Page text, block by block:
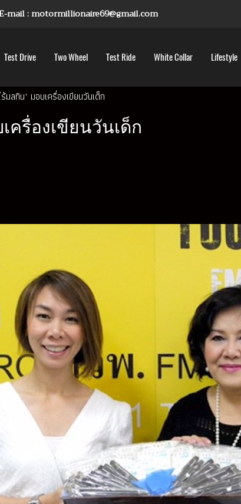
: motormillionaire69@gmail.com
Test Drive Two Wheel Test Ride White Collar Lifestyle
มลทิน" มอบเครื่องเขียนวันเด็ก
ครื่องเขียนวันเด็ก